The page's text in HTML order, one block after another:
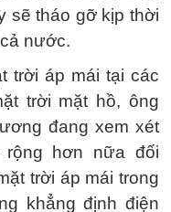
sẽ tháo gỡ kịp thời
nước.
trời áp mái tại các
trời mặt hồ, ông
đang xem xét
hơn nữa đối
trời áp mái trong
khẳng định điện